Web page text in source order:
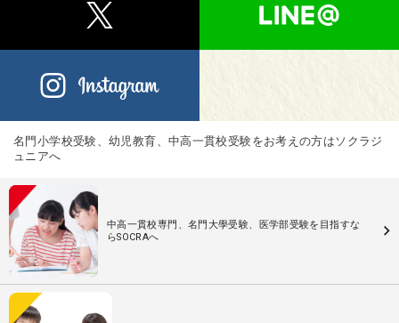
名門小学校受験、幼児教育、中高一貫校受験をお考えの方はソクラジ
ュニアへ
中高一貫校専門、名門大學受験、医学部受験を目指すな
らSOCRAへ